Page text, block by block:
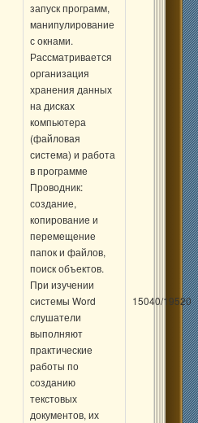
запуск программ,
манипулирование
с окнами.
Рассматривается
организация
хранения данных
на дисках
компьютера
(файловая
система) и работа
в программе
Проводник:
создание,
копирование и
перемещение
папок и файлов,
поиск объектов.
При изучении
системы Word
слушатели
выполняют
практические
работы по
созданию
текстовых
документов, их
15040/19520